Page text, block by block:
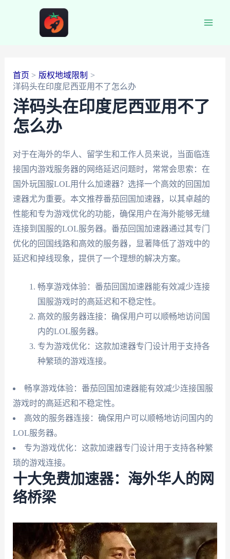
首页
版权地域限制
洋码头在印度尼西亚用不了怎么办
洋码头在印度尼西亚用不了
怎么办
对于在海外的华人、留学生和工作人员来说，当面临连
接国内游戏服务器的网络延迟问题时，常常会思索：在
国外玩国服LOL用什么加速器？选择一个高效的回国加
速器尤为重要。本文推荐番茄回国加速器，以其卓越的
性能和专为游戏优化的功能，确保用户在海外能够无缝
连接到国服的LOL服务器。番茄回国加速器通过其专门
优化的回国线路和高效的服务器，显著降低了游戏中的
延迟和掉线现象，提供了一个理想的解决方案。
畅享游戏体验：番茄回国加速器能有效减少连接
国服游戏时的高延迟和不稳定性。
高效的服务器连接：确保用户可以顺畅地访问国
内的LOL服务器。
专为游戏优化：这款加速器专门设计用于支持各
种繁琐的游戏连接。
畅享游戏体验：番茄回国加速器能有效减少连接国服
游戏时的高延迟和不稳定性。
高效的服务器连接：确保用户可以顺畅地访问国内的
LOL服务器。
专为游戏优化：这款加速器专门设计用于支持各种繁
琐的游戏连接。
十大免费加速器：海外华人的网
络桥梁